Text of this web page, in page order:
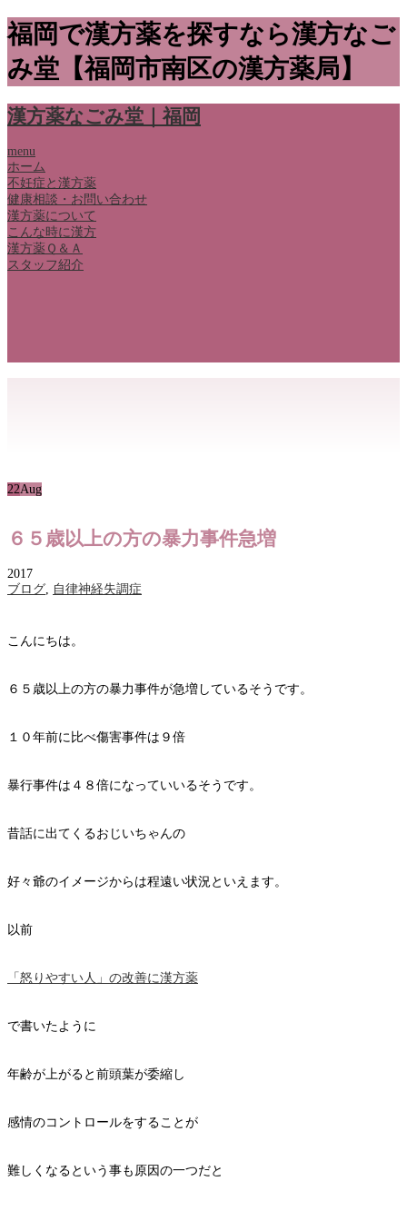
福岡で漢方薬を探すなら漢方なご
み堂【福岡市南区の漢方薬局】
漢方薬なごみ堂｜福岡
menu
ホーム
不妊症と漢方薬
健康相談・お問い合わせ
漢方薬について
こんな時に漢方
漢方薬Ｑ＆Ａ
スタッフ紹介
22Aug
６５歳以上の方の暴力事件急増
2017
ブログ, 自律神経失調症
こんにちは。
６５歳以上の方の暴力事件が急増しているそうです。
１０年前に比べ傷害事件は９倍
暴行事件は４８倍になっていいるそうです。
昔話に出てくるおじいちゃんの
好々爺のイメージからは程遠い状況といえます。
以前
「怒りやすい人」の改善に漢方薬
で書いたように
年齢が上がると前頭葉が委縮し
感情のコントロールをすることが
難しくなるという事も原因の一つだと